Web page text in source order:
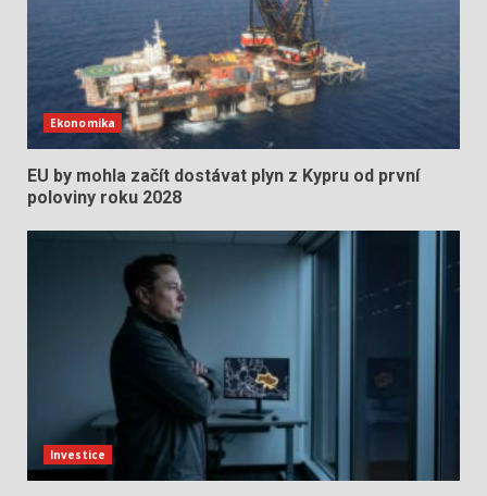
Ekonomika
EU by mohla začít dostávat plyn z Kypru od první
poloviny roku 2028
Investice